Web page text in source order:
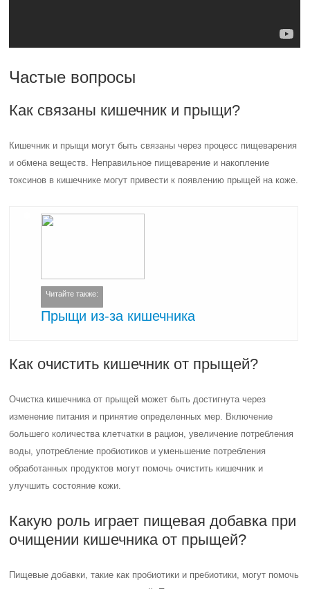
Частые вопросы
Как связаны кишечник и прыщи?
Кишечник и прыщи могут быть связаны через процесс пищеварения
и обмена веществ. Неправильное пищеварение и накопление
токсинов в кишечнике могут привести к появлению прыщей на коже.
Читайте также:
Прыщи из-за кишечника
Как очистить кишечник от прыщей?
Очистка кишечника от прыщей может быть достигнута через
изменение питания и принятие определенных мер. Включение
большего количества клетчатки в рацион, увеличение потребления
воды, употребление пробиотиков и уменьшение потребления
обработанных продуктов могут помочь очистить кишечник и
улучшить состояние кожи.
Какую роль играет пищевая добавка при
очищении кишечника от прыщей?
Пищевые добавки, такие как пробиотики и пребиотики, могут помочь